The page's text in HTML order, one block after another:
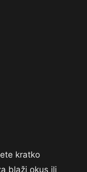
kratko
blaži okus ili